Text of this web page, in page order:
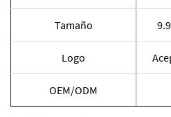
Tamaño
Logo
OEM/ODM